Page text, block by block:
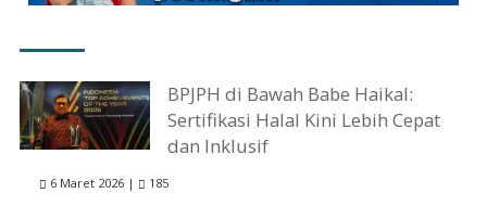
BPJPH di Bawah Babe Haikal:
Sertifikasi Halal Kini Lebih Cepat
dan Inklusif
6 Maret 2026 | 185